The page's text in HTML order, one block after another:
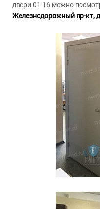
двери 01-16 можно
Железнодорожный пр-кт,